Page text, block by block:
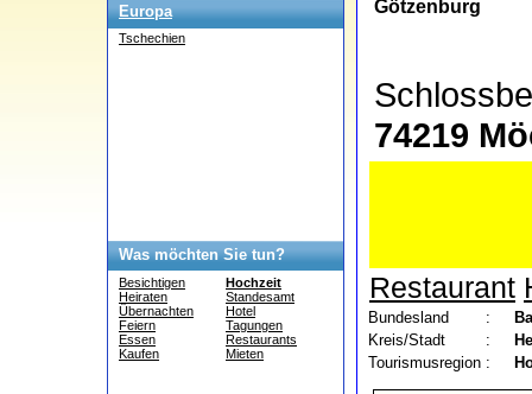
Europa
Tschechien
Was möchten Sie tun?
Besichtigen
Heiraten
Übernachten
Feiern
Essen
Kaufen
Hochzeit
Standesamt
Hotel
Tagungen
Restaurants
Mieten
Götzenburg
74219
Restaurant
Bundesland :
Kreis/Stadt
:
Tourismusregion :